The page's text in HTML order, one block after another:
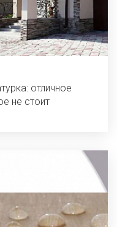
отличное
не стоит